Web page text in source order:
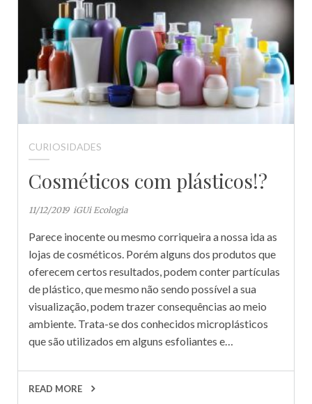
CURIOSIDADES
Cosméticos com plásticos!?
11/12/2019 iGUi Ecologia
Parece inocente ou mesmo corriqueira a nossa ida as
lojas de cosméticos. Porém alguns dos produtos que
oferecem certos resultados, podem conter partículas
de plástico, que mesmo não sendo possível a sua
visualização, podem trazer consequências ao meio
ambiente. Trata-se dos conhecidos microplásticos
que são utilizados em alguns esfoliantes e…
READ MORE